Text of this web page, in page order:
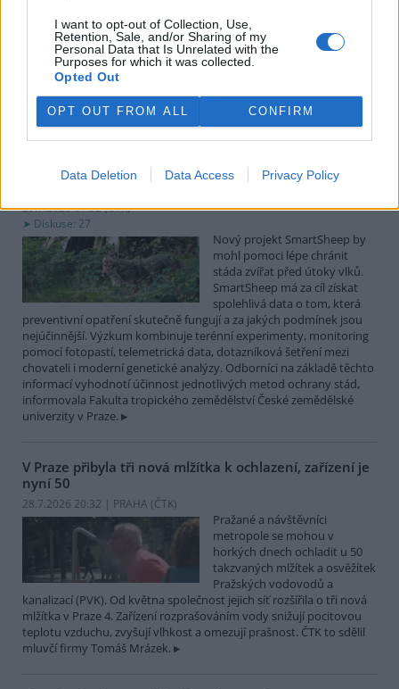
I want to opt-out of Collection, Use,
Retention, Sale, and/or Sharing of my
Personal Data that Is Unrelated with the
Purposes for which it was collected.
Opted Out
OPT OUT FROM ALL CONFIRM
Data Deletion Data Access Privacy Policy
které má omezit množství
obalového a odpadového materiálu. ČTK to řekli zástupci e-
commerce. Krátkodobě by se náklady podle nich mohly
promítnout do cen zboží nebo do poplatků za balné, zvýšit by se
mohla administrativní zátěž pro e-shopy. Z dlouhodobého hlediska
však investice do nových obalů a technologií může náklady na
přepravu snížit. Evropský předpis začne platit 12. srpna.
Nový projekt, na kterém se podílí ČZU, má pomoci
chránit stáda před útoky vlků
29.7.2026 01:32 (ČTK)
Diskuse: 27
Nový projekt SmartSheep by
mohl pomoci lépe chránit
stáda zvířat před útoky vlků.
SmartSheep má za cíl získat
spolehlivá data o tom, která
preventivní opatření skutečně fungují a za jakých podmínek jsou
nejúčinnější. Výzkum kombinuje terénní experimenty, monitoring
pomocí fotopastí, telemetrická data, dotazníková šetření mezi
chovateli i moderní genetické analýzy. Odborníci na základě těchto
informací vyhodnotí účinnost jednotlivých metod ochrany stád,
informovala Fakulta tropického zemědělství České zemědělské
univerzity v Praze.
V Praze přibyla tři nová mlžítka k ochlazení, zařízení je
nyní 50
28.7.2026 20:32 | PRAHA (ČTK)
Pražané a návštěvníci
metropole se mohou v
horkých dnech ochladit u 50
takzvaných mlžítek a osvěžítek
Pražských vodovodů a
kanalizací (PVK). Od května společnost jejich síť rozšířila o tři nová
mlžítka v Praze 4. Zařízení rozprašováním vody snižují pocitovou
teplotu vzduchu, zvyšují vlhkost a omezují prašnost. ČTK to sdělil
mluvčí firmy Tomáš Mrázek.